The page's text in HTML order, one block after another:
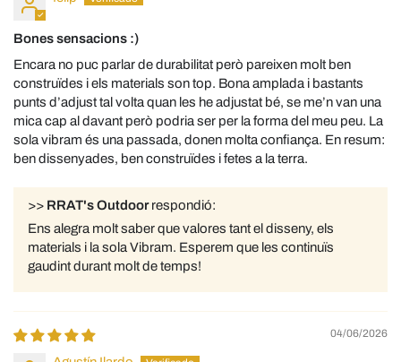
Bones sensacions :)
Encara no puc parlar de durabilitat però pareixen molt ben
construïdes i els materials son top. Bona amplada i bastants
punts d’adjust tal volta quan les he adjustat bé, se me’n van una
mica cap al davant però podria ser per la forma del meu peu. La
sola vibram és una passada, donen molta confiança. En resum:
ben dissenyades, ben construïdes i fetes a la terra.
>> RRAT's Outdoorrespondió:
Ens alegra molt saber que valores tant el disseny, els
materials i la sola Vibram. Esperem que les continuïs
gaudint durant molt de temps!
04/06/2026